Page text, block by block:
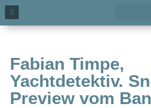
Fabian Timpe,
Yachtdetektiv.
Preview vom